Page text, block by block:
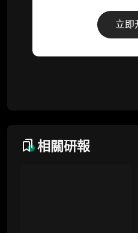
立即
解锁本会员权限的栏
词库（支持报告内术
定制化研究报告折扣
相關研報